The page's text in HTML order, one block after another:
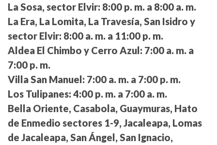
La Sosa, sector Elvir: 8:00 p. m. a 8:00 a. m.
La Era, La Lomita, La Travesía, San Isidro y
sector Elvir: 8:00 a. m. a 11:00 p. m.
Aldea El Chimbo y Cerro Azul: 7:00 a. m. a
7:00 p. m.
Villa San Manuel: 7:00 a. m. a 7:00 p. m.
Los Tulipanes: 4:00 p. m. a 7:00 a. m.
Bella Oriente, Casabola, Guaymuras, Hato
de Enmedio sectores 1-9, Jacaleapa, Lomas
de Jacaleapa, San Ángel, San Ignacio,